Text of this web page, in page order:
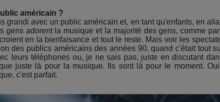
américain ?
grandi avec un public américain et, en tant qu'enfants, en
adorent la musique et la majorité des gens, comme
en la bienfaisance et tout le reste. Mais voir les
des publics américains des années 90, quand c'était tout
leurs téléphones ou, je ne sais pas, juste en discutant
juste là pour la musique. Ils sont là pour le moment.
c'est parfait.